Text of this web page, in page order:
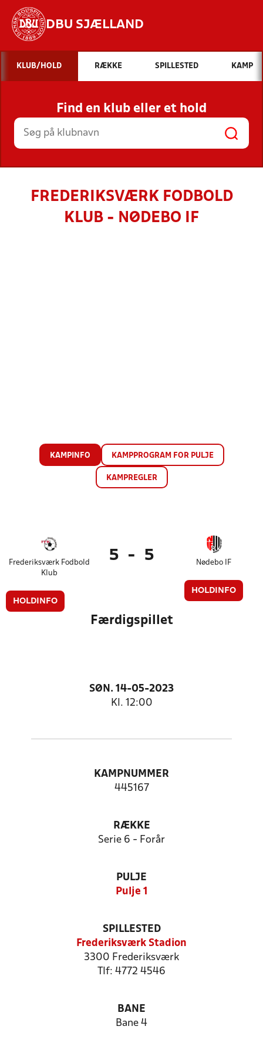
DBU SJÆLLAND
Hvad vil du søge efter?
INDHOLD OG NYHEDER
STILLINGER, RESULTATER, KLUBBER OG
HOLD
KLUB/HOLD RÆKKE SPILLESTED KAMP
Find en klub eller et hold
FREDERIKSVÆRK FODBOLD
KLUB - NØDEBO IF
KAMPINFO KAMPPROGRAM FOR PULJE
KAMPREGLER
Frederiksværk Fodbold
Klub
HOLDINFO
5 - 5 Nødebo IF
HOLDINFO
Færdigspillet
SØN. 14-05-2023
Kl. 12:00
KAMPNUMMER
445167
RÆKKE
Serie 6 - Forår
PULJE
Pulje 1
SPILLESTED
Frederiksværk Stadion
3300 Frederiksværk
Tlf: 4772 4546
BANE
Bane 4